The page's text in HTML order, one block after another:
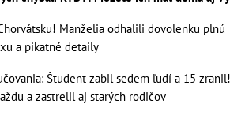
Manželia odhalili dovolenku plnú
a pikatné detaily
Študent zabil sedem ľudí a 15 zranil!
a zastrelil aj starých rodičov